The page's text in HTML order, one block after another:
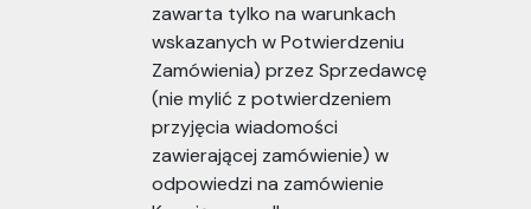
zawarta tylko na warunkach
wskazanych w Potwierdzeniu
Zamówienia) przez Sprzedawcę
(nie mylić z potwierdzeniem
przyjęcia wiadomości
zawierającej zamówienie) w
odpowiedzi na zamówienie